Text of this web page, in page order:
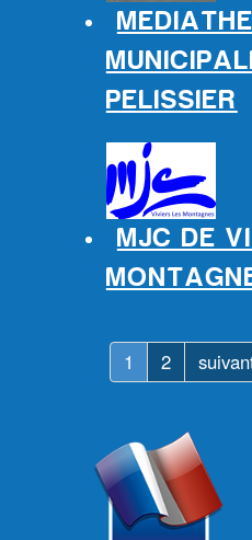
PELISSIER
MJC DE
1 2